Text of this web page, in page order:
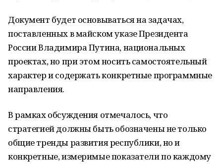
Документ будет основываться на задачах,
поставленных в майском указе Президента
России Владимира Путина, национальных
проектах, но при этом носить самостоятельный
характер и содержать конкретные программные
направления.
В рамках обсуждения отмечалось, что
стратегией должны быть обозначены не только
общие тренды развития республики, но и
конкретные, измеримые показатели по каждому